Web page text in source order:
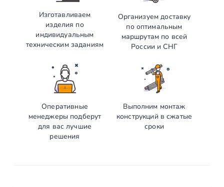
Изготавливаем
изделия по
индивидуальным
техническим заданиям
Организуем доставку
по оптимальным
маршрутам по всей
России и СНГ
Оперативные
менеджеры подберут
для вас лучшие
решения
Выполним монтаж
конструкций в сжатые
сроки